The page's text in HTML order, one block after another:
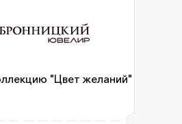
"Цвет желаний"